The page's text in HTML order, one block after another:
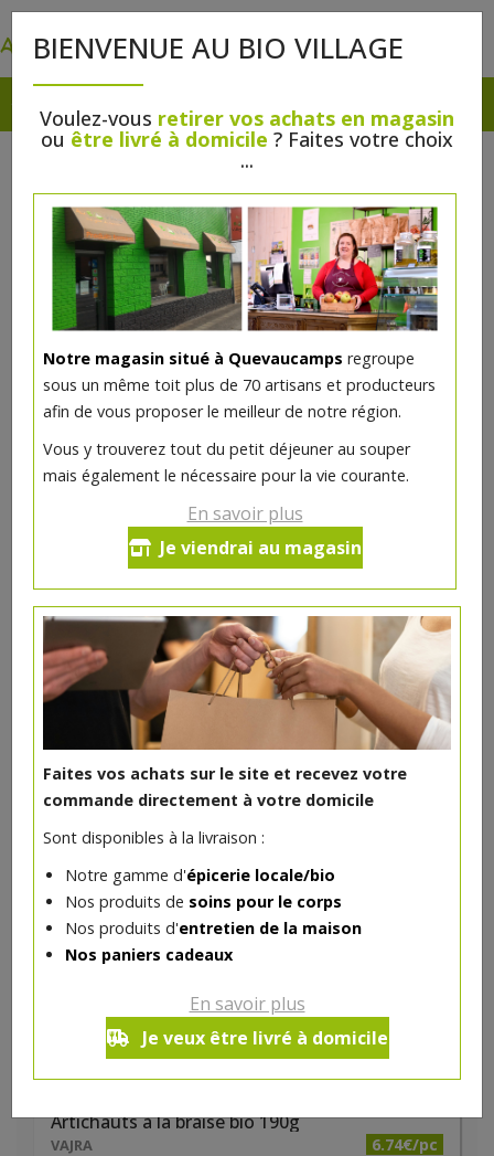
BIENVENUE AU BIO VILLAGE
Voulez-vous retirer vos achats en magasin
ou être livré à domicile ? Faites votre choix
...
Notre magasin situé à Quevaucamps regroupe
sous un même toit plus de 70 artisans et producteurs
afin de vous proposer le meilleur de notre région.
Vous y trouverez tout du petit déjeuner au souper
mais également le nécessaire pour la vie courante.
En savoir plus
Je viendrai au magasin
Faites vos achats sur le site et recevez votre
commande directement à votre domicile
Sont disponibles à la livraison :
Notre gamme d'épicerie locale/bio
Nos produits de soins pour le corps
Nos produits d'entretien de la maison
Nos paniers cadeaux
En savoir plus
Je veux être livré à domicile
TARTINADES
Végétariens
Tartinade aubergine bio 180g
HYGIENA 3.63€/pc
- 1 pc +
3.63
Réception souhaitée le
Artichauts à la braise bio 190g
VAJRA 6.74€/pc